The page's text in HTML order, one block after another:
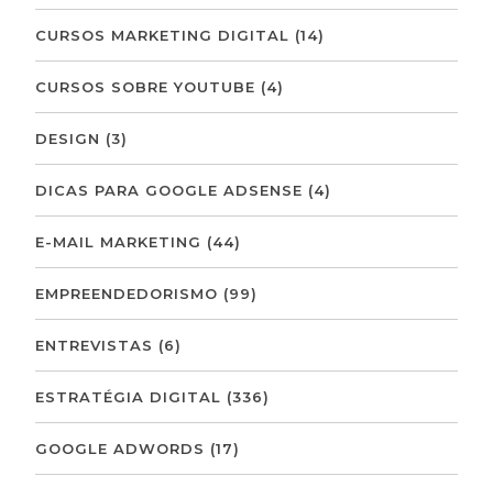
CURSOS MARKETING DIGITAL (14)
CURSOS SOBRE YOUTUBE (4)
DESIGN (3)
DICAS PARA GOOGLE ADSENSE (4)
E-MAIL MARKETING (44)
EMPREENDEDORISMO (99)
ENTREVISTAS (6)
ESTRATÉGIA DIGITAL (336)
GOOGLE ADWORDS (17)